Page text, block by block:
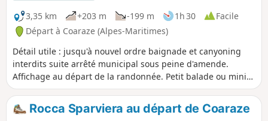
3,35 km
+203 m -199 m 1h 30
Facile
Départ à Coaraze (Alpes-Maritimes)
Détail utile : jusqu'à nouvel ordre baignade et canyoning
interdits suite arrêté municipal sous peine d'amende.
Affichage au départ de la randonnée. Petit balade ou mini
randonnée, en grande partie en sous-bois, qui vous
amènera au départ du canyoning du Planfaé, sans difficulté
même si le départ est rude et plein soleil.
Rocca Sparviera au départ de Coaraze